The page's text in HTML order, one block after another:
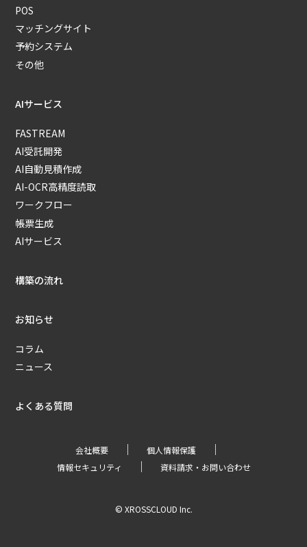
POS
マッチングサイト
予約システム
その他
AIサービス
FASTREAM
AI受託開発
AI自動見積作成
AI-OCR高精度読取
ワークフロー
帳票生成
AIサービス
構築の流れ
お知らせ
コラム
ニュース
よくある質問
会社概要 ｜ 個人情報保護 ｜
情報セキュリティ ｜ 資料請求・お問い合わせ
© XROSSCLOUD Inc.